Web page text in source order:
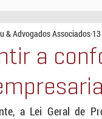
a
& Advogados Associados
a Lei Geral de